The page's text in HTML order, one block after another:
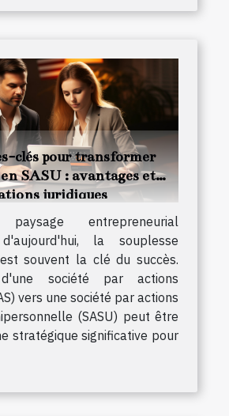
clés pour transformer
SASU : avantages et
juridiques
entrepreneurial
la souplesse
souvent la clé du succès.
d'une société par actions
vers une société par actions
(SASU) peut être
stratégique significative pour